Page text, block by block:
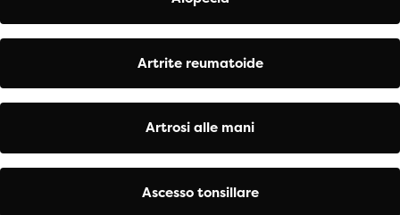
Artrite reumatoide
Artrosi alle mani
Ascesso tonsillare